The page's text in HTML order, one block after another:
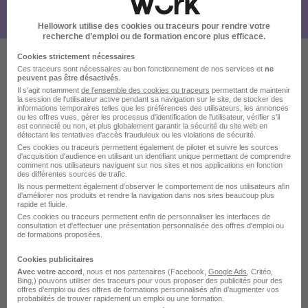
Ces offres pourraient aussi
vous intéresser
Agent de Courrier H/F
Derichebourg Hospitality
Voir l’offre
plus de 1 mois
Hellowork utilise des cookies ou traceurs pour rendre votre
recherche d’emploi ou de formation encore plus efficace.
Cookies strictement nécessaires
Ces traceurs sont nécessaires au bon fonctionnement de nos services et ne
peuvent pas être désactivés
Il s'agit notamment de l'ensemble des cookies ou traceurs permettant de maintenir
la session de l'utilisateur active pendant sa navigation sur le site, de stocker des
informations temporaires telles que les préférences des utilisateurs, les annonces
ou les offres vues, gérer les processus d'identification de l'utilisateur, vérifier s'il
est connecté ou non, et plus globalement garantir la sécurité du site web en
détectant les tentatives d'accès frauduleux ou les violations de sécurité.
Ces cookies ou traceurs permettent également de piloter et suivre les sources
d'acquisition d'audience en utilisant un identifiant unique permettant de comprendre
comment nos utilisateurs naviguent sur nos sites et nos applications en fonction
des différentes sources de trafic.
Ils nous permettent également d’observer le comportement de nos utilisateurs afin
d'améliorer nos produits et rendre la navigation dans nos sites beaucoup plus
rapide et fluide.
Ces cookies ou traceurs permettent enfin de personnaliser les interfaces de
consultation et d'effectuer une présentation personnalisée des offres d'emploi ou
de formations proposées.
Cookies publicitaires
Avec votre accord , nous et nos partenaires (Facebook, Google Ads , Critéo,
Bing,) pouvons utiliser des traceurs pour vous proposer des publicités pour des
offres d’emploi ou des offres de formations personnalisés afin d’augmenter vos
probabilités de trouver rapidement un emploi ou une formation.